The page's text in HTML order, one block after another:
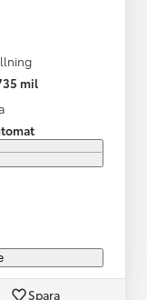
mil
Spara